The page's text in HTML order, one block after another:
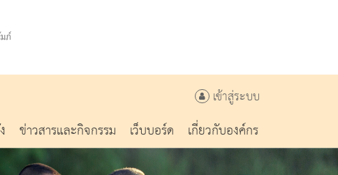
เข้าสู่ระบบ
ข่าวสารและกิจกรรม เว็บบอร์ด เกี่ยวกับองค์กร